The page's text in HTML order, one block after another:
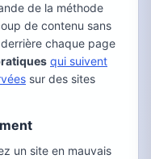
de la méthode
de contenu sans
chaque page
qui suivent
sur des sites
un site en mauvais